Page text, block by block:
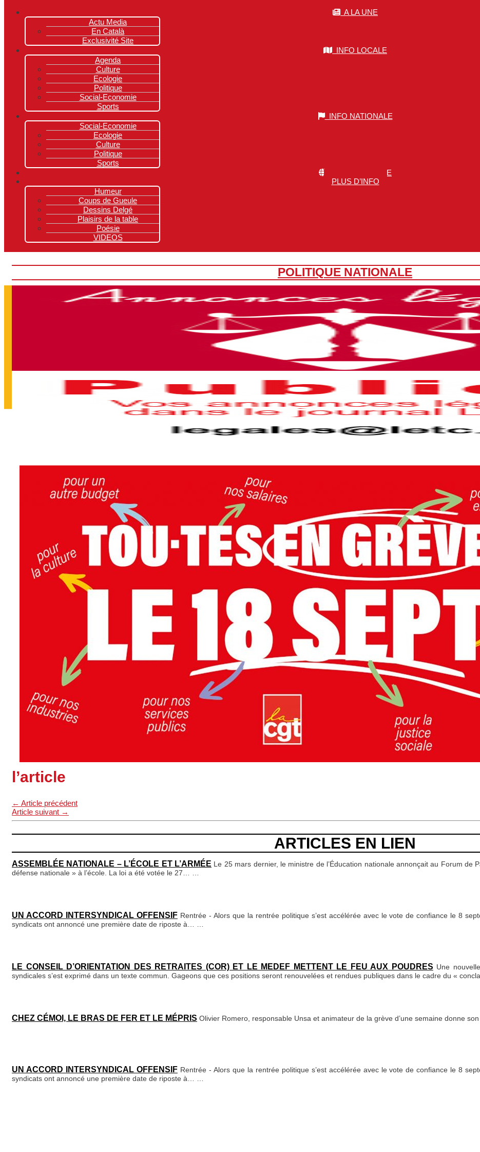
A LA UNE
Actu Media
En Català
Exclusivité Site
INFO LOCALE
Agenda
Culture
Ecologie
Politique
Social-Economie
Sports
INFO NATIONALE
Social-Economie
Ecologie
Culture
Politique
Sports
INFO MONDIALE
PLUS D’INFO
Humeur
Coups de Gueule
Dessins Delgé
Plaisirs de la table
Poésie
VIDEOS
POLITIQUE NATIONALE
l’article
← Article précédent
Article suivant →
ARTICLES EN LIEN
ASSEMBLÉE NATIONALE – L’ÉCOLE ET L’ARMÉE Le 25 mars dernier, le ministre de l’Éducation nationale annonçait au Forum de
défense nationale » à l’école. La loi a été votée le 27… …
UN ACCORD INTERSYNDICAL OFFENSIF Rentrée - Alors que la rentrée politique s’est accélérée avec le vote de confiance le 8
syndicats ont annoncé une première date de riposte à… …
LE CONSEIL D’ORIENTATION DES RETRAITES (COR) ET LE MEDEF METTENT LE FEU AUX POUDRES Une
syndicales s’est exprimé dans un texte commun. Gageons que ces positions seront renouvelées et rendues publiques dans le cadre du «
CHEZ CÉMOI, LE BRAS DE FER ET LE MÉPRIS Olivier Romero, responsable Unsa et animateur de la grève d’une semaine donne
UN ACCORD INTERSYNDICAL OFFENSIF Rentrée - Alors que la rentrée politique s’est accélérée avec le vote de confiance le 8
syndicats ont annoncé une première date de riposte à… …